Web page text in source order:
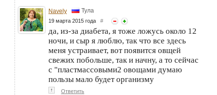
Navely Тула
19 марта 2015 года #
да, из-за диабета, я тоже ложусь около 12
ночи, и сыр я люблю, так что все здесь
меня устраивает, вот появится овщей
свежих побольше, так и начну, а то сейчас
с "пластмассовыми2 овощами думаю
пользы мало будет организму
↑ Ответить